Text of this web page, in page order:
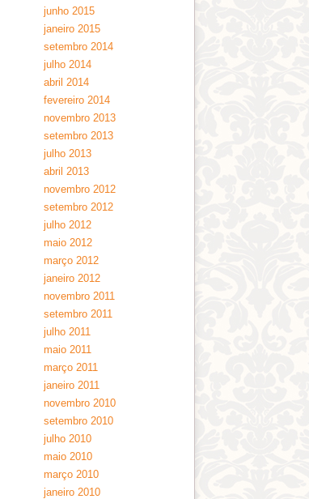
junho 2015
janeiro 2015
setembro 2014
julho 2014
abril 2014
fevereiro 2014
novembro 2013
setembro 2013
julho 2013
abril 2013
novembro 2012
setembro 2012
julho 2012
maio 2012
março 2012
janeiro 2012
novembro 2011
setembro 2011
julho 2011
maio 2011
março 2011
janeiro 2011
novembro 2010
setembro 2010
julho 2010
maio 2010
março 2010
janeiro 2010